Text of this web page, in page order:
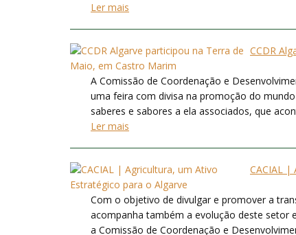
Ler mais
CCDR
A Comissão de Coordenação e
uma feira com divisa na promoção do
saberes e sabores a ela associados, que
Ler mais
CACIAL |
Com o objetivo de divulgar e promover a
acompanha também a evolução deste setor
a Comissão de Coordenação e